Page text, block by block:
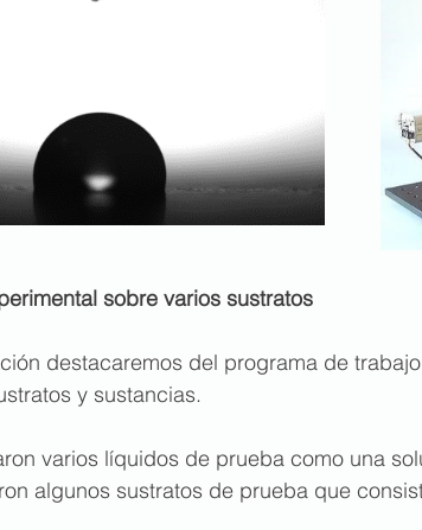
sobre varios sustratos
destacaremos del programa de
y sustancias.
varios líquidos de prueba como una
algunos sustratos de prueba que